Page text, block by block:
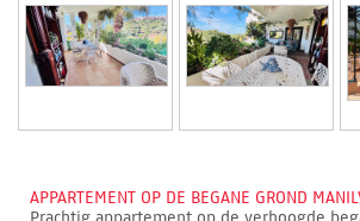
APPARTEMENT OP DE BEGANE GROND